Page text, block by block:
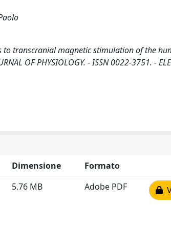
transcranial magnetic stimulation of the
OF PHYSIOLOGY. - ISSN 0022-3751. -
Dimensione
Formato
5.76 MB Adobe PDF